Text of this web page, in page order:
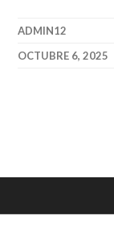
ADMIN12
OCTUBRE 6, 2025